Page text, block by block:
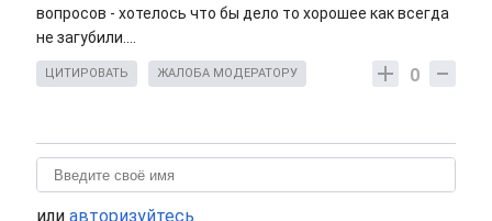
вопросов - хотелось что бы дело то хорошее как всегда
не загубили....
0
ЦИТИРОВАТЬ ЖАЛОБА МОДЕРАТОРУ
или авторизуйтесь